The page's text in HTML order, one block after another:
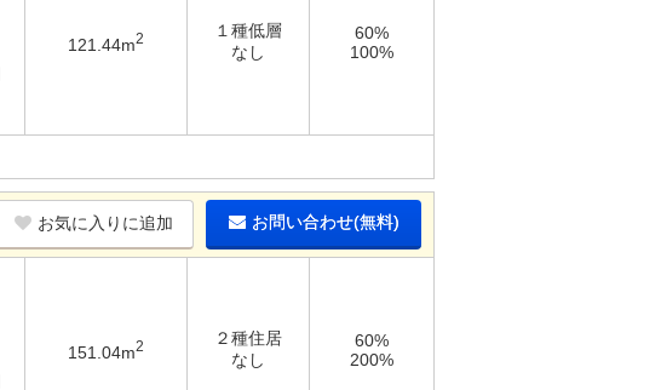
121.44m2
１種低層
なし
60%
100%
お気に入りに追加 お問い合わせ(無料)
151.04m2
２種住居
なし
60%
200%